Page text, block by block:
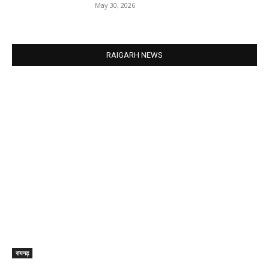
May 30, 2026
RAIGARH NEWS
रायगढ़